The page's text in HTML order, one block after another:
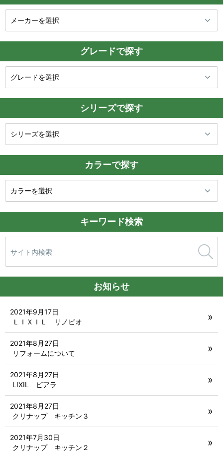
グレードで探す
シリーズで探す
カラーで探す
キーワード検索
索:
お知らせ
ＬＩＸＩＬ リノビオ
2021年9月17日
リフォームについて
2021年8月27日
LIXIL ピアラ
2021年8月27日
クリナップ キッチン３
2021年8月27日
クリナップ キッチン２
2021年7月30日